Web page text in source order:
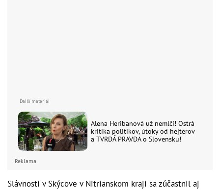
Alena Heribanová už nemlčí! Ostrá
kritika politikov, útoky od hejterov
a TVRDÁ PRAVDA o Slovensku!
Reklama
Slávnosti v Skýcove v Nitrianskom kraji sa zúčastnil aj